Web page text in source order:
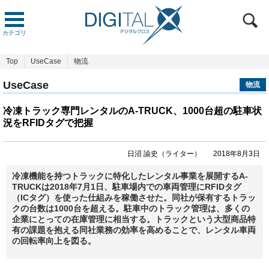
カテゴリ
Top UseCase 物流
UseCase 物流
冷凍トラック専門レンタルのA-TRUCK、1000台超の駐車状
況をRFIDタグで把握
日沼 諭史（ライター） 2018年8月3日
冷凍機能を持つトラックに特化したレンタル事業を展開するA-
TRUCKは2018年7月1日、駐車場内での車両管理にRFIDタグ
（ICタグ）を使った仕組みを稼働させた。同社が保有するトラッ
クの台数は1000台を超える。駐車中のトラック管理は、多くの
企業にとっての在庫管理に相当する。トラックという大型商品特
有の課題を抱える同社業務の効率を高めることで、レンタル車両
の回転率向上を図る。